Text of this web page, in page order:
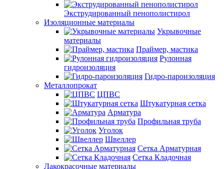
Экструдированный пенополистирол
Изоляционные материалы
Укрывочные
материалы
Праймер, мастика
Рулонная
гидроизоляция
Гидро-пароизоляция
Металлопрокат
ЦПВС
Штукатурная сетка
Арматура
Профильная труба
Уголок
Швеллер
Сетка Арматурная
Сетка Кладочная
Лакокрасочные материалы